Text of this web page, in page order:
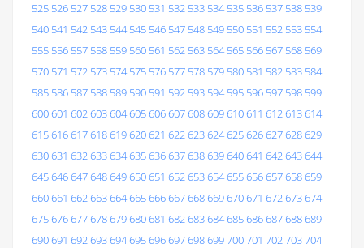
525 526 527 528 529 530 531 532 533 534 535 536 537 538 539
540 541 542 543 544 545 546 547 548 549 550 551 552 553 554
555 556 557 558 559 560 561 562 563 564 565 566 567 568 569
570 571 572 573 574 575 576 577 578 579 580 581 582 583 584
585 586 587 588 589 590 591 592 593 594 595 596 597 598 599
600601 602603604605606607608609610611 612613614
615616617618619620621 622623624625626627628629
630631 632633634635636637638639640641 642643644
645646647648649650651 652653654655656657658659
660661 662663664665666667668669670671 672673674
675676677678679680681 682683684685686687688689
690691 692693694695696697698699700701 702703704